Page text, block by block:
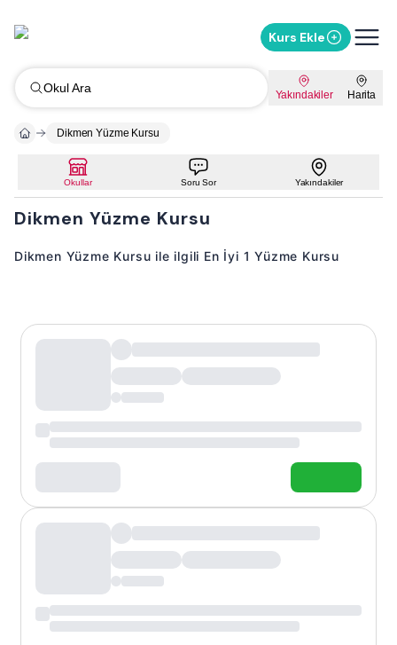
Kurs Ekle
Okul Ara Yakındakiler Harita
Dikmen Yüzme Kursu
Okullar Soru Sor Yakındakiler
Dikmen Yüzme Kursu
Dikmen Yüzme Kursu ile ilgili En İyi 1 Yüzme Kursu